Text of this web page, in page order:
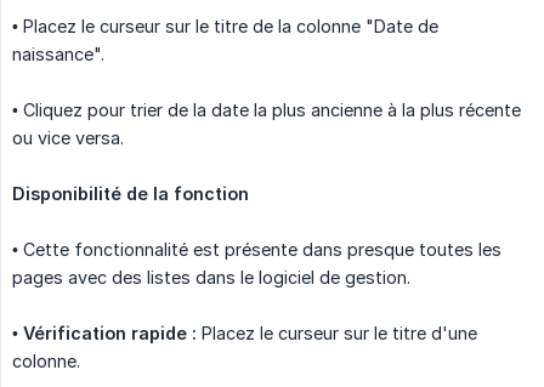
• Placez le curseur sur le titre de la colonne "Date de
naissance".
• Cliquez pour trier de la date la plus ancienne à la plus récente
ou vice versa.
Disponibilité de la fonction
• Cette fonctionnalité est présente dans presque toutes les
pages avec des listes dans le logiciel de gestion.
• Vérification rapide : Placez le curseur sur le titre d'une
colonne.